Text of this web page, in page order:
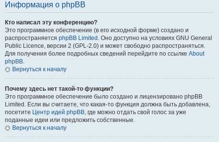
Информация о phpBB
Кто написал эту конференцию?
Это программное обеспечение (в его исходной форме) создано и
распространяется phpBB Limited . Оно доступно на условиях GNU General
Public Licence, версии 2 (GPL-2.0) и может свободно распространяться.
Для получения более подробных сведений перейдите по ссылке About
phpBB.
Вернуться к началу
Почему здесь нет такой-то функции?
Это программное обеспечение было создано и лицензировано phpBB
Limited. Если вы считаете, что какая-то функция должна быть добавлена,
посетите Центр идей phpBB, где можно отдать свой голос за уже
поданные идеи или предложить собственные.
Вернуться к началу